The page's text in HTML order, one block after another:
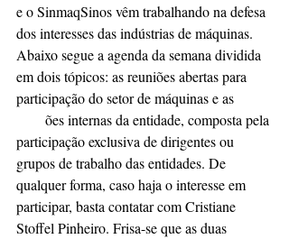
e o SinmaqSinos vêm trabalhando na defesa
dos interesses das indústrias de máquinas.
Abaixo segue a agenda da semana dividida
em dois tópicos: as reuniões abertas para
participação do setor de máquinas e as
ões internas da entidade, composta pela
participação exclusiva de dirigentes ou
grupos de trabalho das entidades. De
qualquer forma, caso haja o interesse em
participar, basta contatar com Cristiane
Stoffel Pinheiro. Frisa-se que as duas